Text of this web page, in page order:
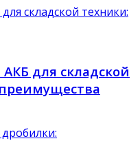
для складской